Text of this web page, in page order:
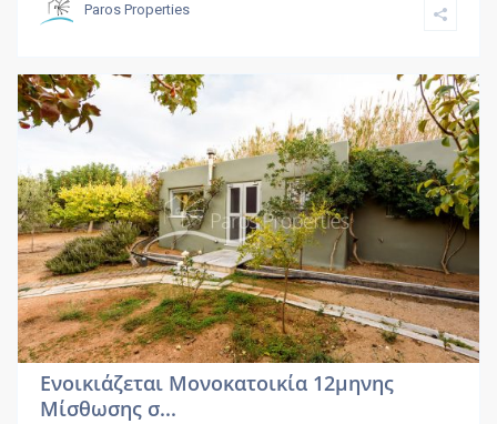
Paros Properties
Ενοικιάζεται Μονοκατοικία 12μηνης
Μίσθωσης σ...